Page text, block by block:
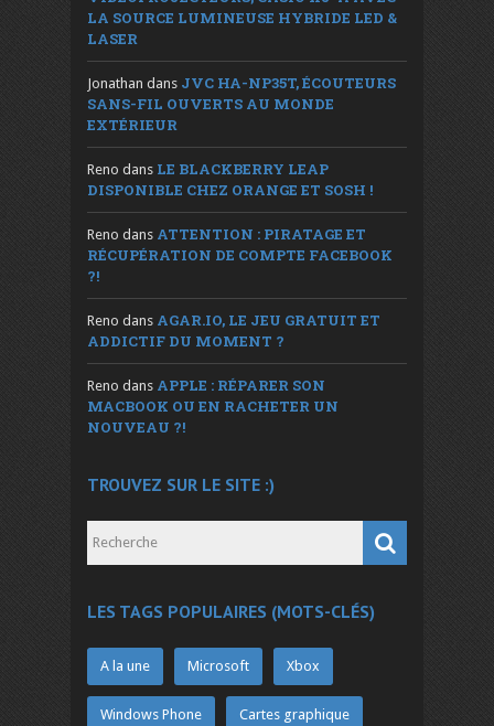
LA SOURCE LUMINEUSE HYBRIDE LED &
LASER
Jonathan dans JVC HA-NP35T, ÉCOUTEURS
SANS-FIL OUVERTS AU MONDE
EXTÉRIEUR
Reno dans LE BLACKBERRY LEAP
DISPONIBLE CHEZ ORANGE ET SOSH !
Reno dans ATTENTION : PIRATAGE ET
RÉCUPÉRATION DE COMPTE FACEBOOK
?!
Reno dans AGAR.IO, LE JEU GRATUIT ET
ADDICTIF DU MOMENT ?
Reno dans APPLE : RÉPARER SON
MACBOOK OU EN RACHETER UN
NOUVEAU ?!
TROUVEZ SUR LE SITE :)
LES TAGS POPULAIRES (MOTS-CLÉS)
A la une Microsoft Xbox
Windows Phone Cartes graphique